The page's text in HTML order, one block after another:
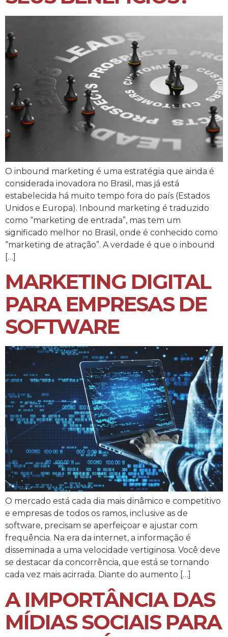
O inbound marketing é uma estratégia que ainda é
considerada inovadora no Brasil, mas já está
estabelecida há muito tempo fora do país (Estados
Unidos e Europa). Inbound marketing é traduzido
como “marketing de entrada”, mas tem um
significado melhor no Brasil, onde é conhecido como
“marketing de atração”. A verdade é que o inbound
[…]
MARKETING DIGITAL
PARA EMPRESAS DE
SOFTWARE
O mercado está cada dia mais dinâmico e competitivo
e empresas de todos os ramos, inclusive as de
software, precisam se aperfeiçoar e ajustar com
frequência. Na era da internet, a informação é
disseminada a uma velocidade vertiginosa. Você deve
se destacar da concorrência, que está se tornando
cada vez mais acirrada. Diante do aumento […]
A IMPORTÂNCIA DAS
MÍDIAS SOCIAIS PARA